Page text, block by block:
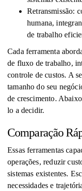
Retransmissão:
humana,
de trabalho
Cada ferramenta
de fluxo de trabalho,
controle de custos. A
tamanho do seu
de crescimento.
lo a decidir.
Comparação
Essas ferramentas
operações, reduzir
sistemas existentes.
necessidades e